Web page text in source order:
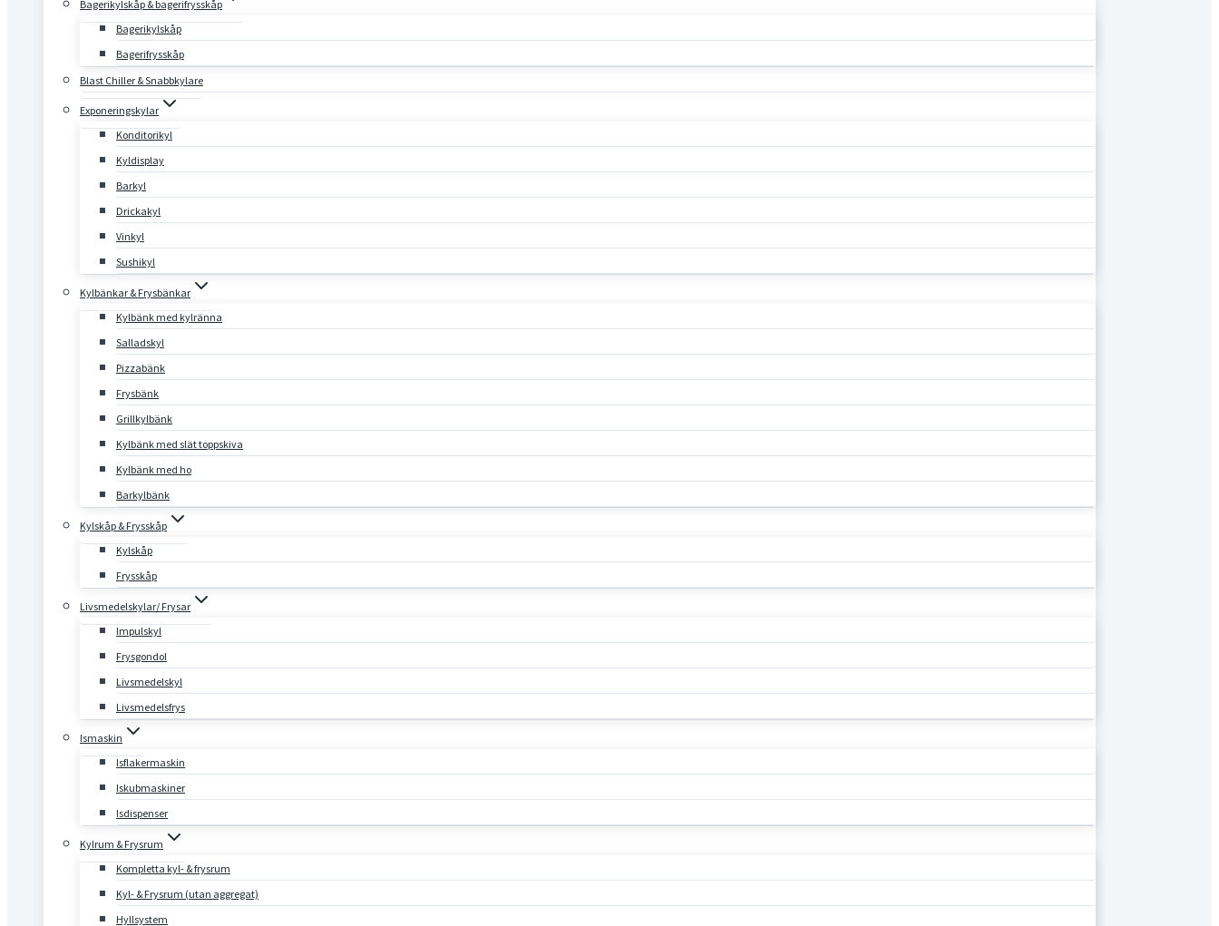
Bagerikylskåp & bagerifrysskåp
Bagerikylskåp
Bagerifrysskåp
Blast Chiller & Snabbkylare
Exponeringskylar
Konditorikyl
Kyldisplay
Barkyl
Drickakyl
Vinkyl
Sushikyl
Kylbänkar & Frysbänkar
Kylbänk med kylränna
Salladskyl
Pizzabänk
Frysbänk
Grillkylbänk
Kylbänk med slät toppskiva
Kylbänk med ho
Barkylbänk
Kylskåp & Frysskåp
Kylskåp
Frysskåp
Livsmedelskylar/ Frysar
Impulskyl
Frysgondol
Livsmedelskyl
Livsmedelsfrys
Ismaskin
Isflakermaskin
Iskubmaskiner
Isdispenser
Kylrum & Frysrum
Kompletta kyl- & frysrum
Kyl- & Frysrum (utan aggregat)
Hyllsystem